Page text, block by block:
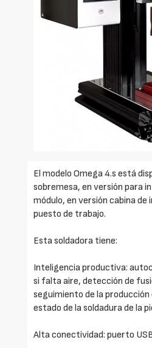
El modelo Omega 4.s está
sobremesa, en versión para
módulo, en versión cabina de
puesto de trabajo.
Esta soldadora tiene:
Inteligencia productiva:
si falta aire, detección de
seguimiento de la
estado de la soldadura de la
Alta conectividad: puerto